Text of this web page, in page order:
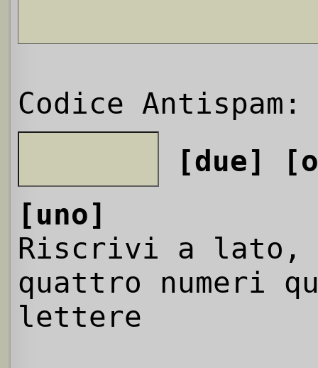
Codice Antispam:
[due]
[uno]
Riscrivi a
quattro numeri
lettere